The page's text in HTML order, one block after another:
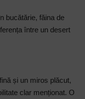
bucătărie, făina de
între un desert
și un miros plăcut,
clar menționat. O